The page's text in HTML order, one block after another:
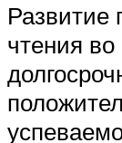
Развитие
чтения